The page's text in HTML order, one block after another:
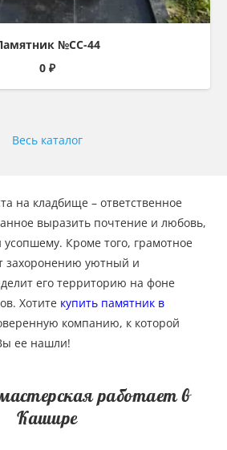
№СС-44
0 ₽
Весь каталог
на кладбище – ответственное
выразить почтение и любовь,
усопшему. Кроме того, грамотное
захоронению уютный и
его территорию на фоне
Хотите купить памятник в
компанию, к которой
ее нашли!
работает в
Кашире